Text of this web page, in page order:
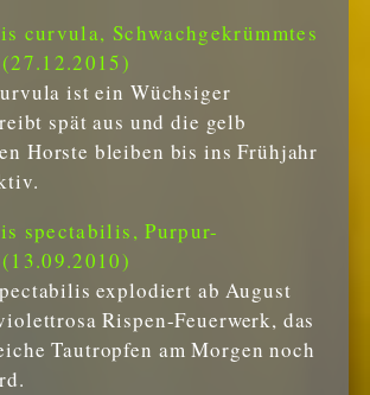
curvula, Schwachgekrümmtes
ist ein Wüchsiger
spät aus und die gelb
Horste bleiben bis ins Frühjahr
spectabilis, Purpur-
explodiert ab August
Rispen-Feuerwerk, das
Tautropfen am Morgen noch